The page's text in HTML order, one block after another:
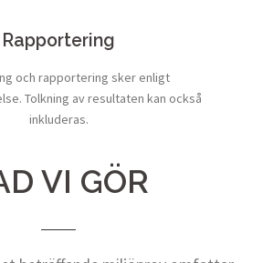
Rapportering
och rapportering sker enligt
Tolkning av resultaten kan också
inkluderas.
VI GÖR